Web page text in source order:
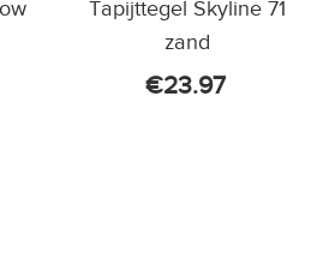
Tapijttegel Skyline 71
zand
€23.97